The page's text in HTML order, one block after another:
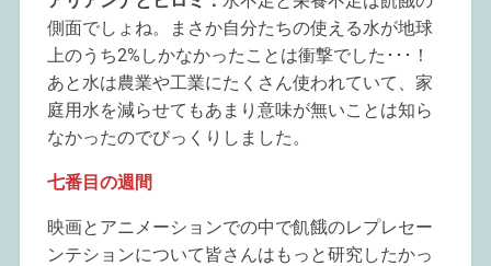
側面でしょね。まさか自分たちの使える水が地球
上のうち2%しかなかったことは衝撃でした･･･！
あと水は農業や工業にたくさん使われていて、家
庭用水を減らせてもあまり意味が無いことは知ら
なかったのでびっくりしました。
七番目の週間
映画とアニメーションでの中で飢餓のレプレセー
ンテションについて皆さんはもっと研究したかっ